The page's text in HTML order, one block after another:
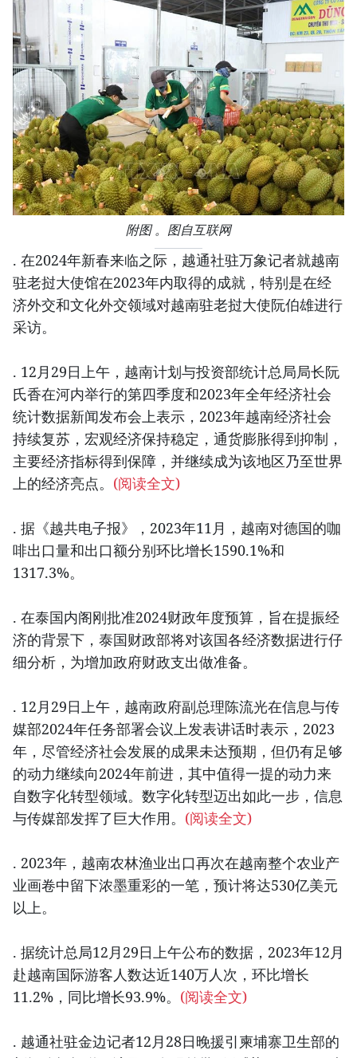
附图 。图自互联网
. 在2024年新春来临之际，越通社驻万象记者就越南
驻老挝大使馆在2023年内取得的成就，特别是在经
济外交和文化外交领域对越南驻老挝大使阮伯雄进行
采访。
. 12月29日上午，越南计划与投资部统计总局局长阮
氏香在河内举行的第四季度和2023年全年经济社会
统计数据新闻发布会上表示，2023年越南经济社会
持续复苏，宏观经济保持稳定，通货膨胀得到抑制，
主要经济指标得到保障，并继续成为该地区乃至世界
上的经济亮点。 (阅读全文)
. 据《越共电子报》，2023年11月，越南对德国的咖
啡出口量和出口额分别环比增长1590.1%和
1317.3%。
. 在泰国内阁刚批准2024财政年度预算，旨在提振经
济的背景下，泰国财政部将对该国各经济数据进行仔
细分析，为增加政府财政支出做准备。
. 12月29日上午，越南政府副总理陈流光在信息与传
媒部2024年任务部署会议上发表讲话时表示，2023
年，尽管经济社会发展的成果未达预期，但仍有足够
的动力继续向2024年前进，其中值得一提的动力来
自数字化转型领域。数字化转型迈出如此一步，信息
与传媒部发挥了巨大作用。 (阅读全文)
. 2023年，越南农林渔业出口再次在越南整个农业产
业画卷中留下浓墨重彩的一笔，预计将达530亿美元
以上。
. 据统计总局12月29日上午公布的数据，2023年12月
赴越南国际游客人数达近140万人次，环比增长
11.2%，同比增长93.9%。 (阅读全文)
. 越通社驻金边记者12月28日晚援引柬埔寨卫生部的